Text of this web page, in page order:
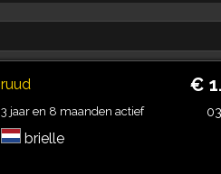
ruud
3 jaar en 8 maanden actief
brielle
€